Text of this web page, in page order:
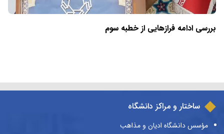
بررسی ادامه فرازهایی از خطبه سوم
ساختار و مراکز دانشگاه
مؤسس دانشگاه ادیان و مذاهب